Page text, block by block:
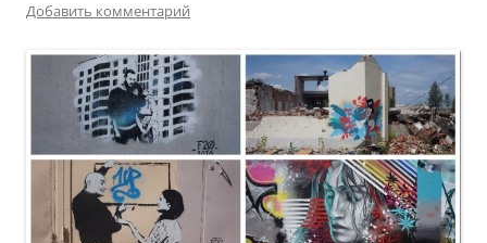
Добавить комментарий